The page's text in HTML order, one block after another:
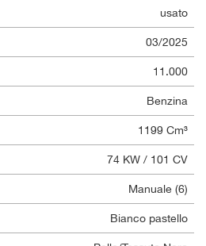
usato
03/2025
11.000
Benzina
1199 Cm³
74 KW / 101 CV
Manuale (6)
Bianco pastello